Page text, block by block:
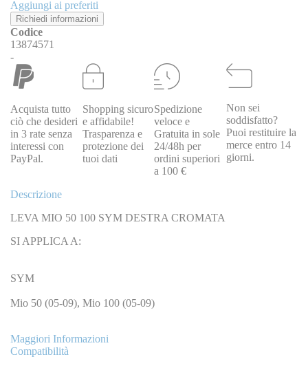
Aggiungi ai preferiti
Richiedi informazioni
Codice
13874571
-
Acquista tutto
ciò che desideri
in 3 rate senza
interessi con
PayPal.
Shopping sicuro
e affidabile!
Trasparenza e
protezione dei
tuoi dati
Spedizione
veloce e
Gratuita in sole
24/48h per
ordini superiori
a 100 €
Non sei
soddisfatto?
Puoi restituire la
merce entro 14
giorni.
Descrizione
LEVA MIO 50 100 SYM DESTRA CROMATA
SI APPLICA A:
SYM
Mio 50 (05-09), Mio 100 (05-09)
Maggiori Informazioni
Compatibilità